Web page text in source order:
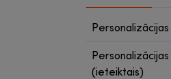
(ieteiktais)